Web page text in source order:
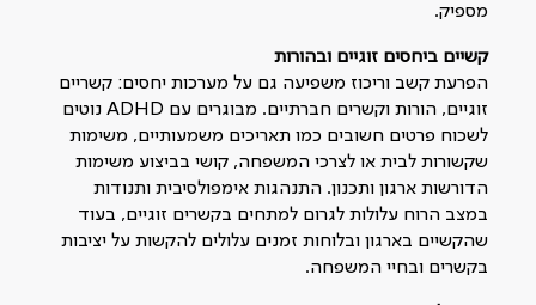
מספיק.
קשיים ביחסים זוגיים ובהורות
הפרעת קשב וריכוז משפיעה גם על מערכות יחסים: קשריים
זוגיים, הורות וקשרים חברתיים. מבוגרים עם ADHD נוטים
לשכוח פרטים חשובים כמו תאריכים משמעותיים, משימות
שקשורות לבית או לצרכי המשפחה, קושי בביצוע משימות
הדורשות ארגון ותכנון. התנהגות אימפולסיבית ותנודות
במצב הרוח עלולות לגרום למתחים בקשרים זוגיים, בעוד
שהקשיים בארגון ובלוחות זמנים עלולים להקשות על יציבות
בקשרים ובחיי המשפחה.